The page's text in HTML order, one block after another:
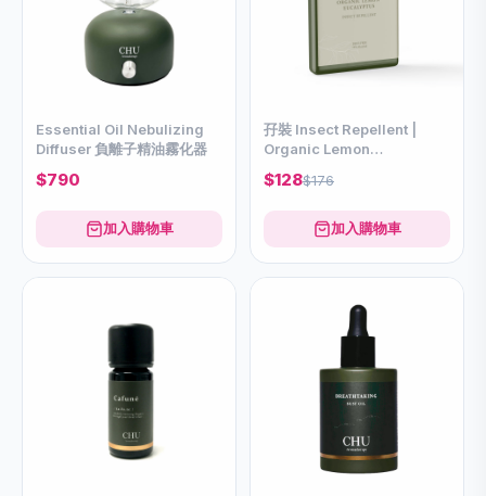
Essential Oil Nebulizing
Diffuser 負離子精油霧化器
$790
加入購物車
孖裝 Insect Repellent |
Organic Lemon
Eucalyptus 10ml
$128$176
加入購物車